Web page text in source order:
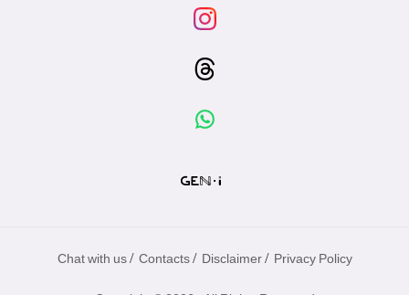
Chat with us / Contacts / Disclaimer / Privacy Policy